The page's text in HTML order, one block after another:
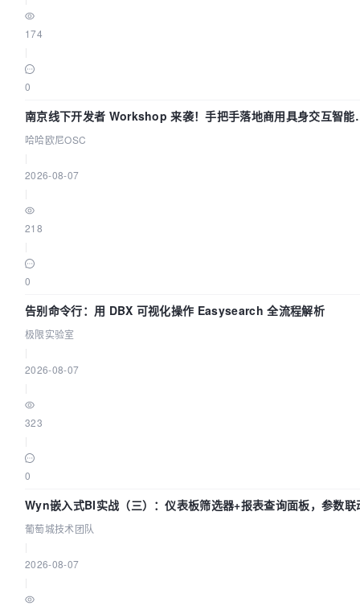
174
0
南京线下开发者 Workshop 来袭！手把手落地商用具身交互智能
Agent 应用
哈哈欧尼OSC
2026-08-07
218
0
告别命令行：用 DBX 可视化操作 Easysearch 全流程解析
极限实验室
2026-08-07
323
0
Wyn嵌入式BI实战（三）：仪表板筛选器+报表查询面板，参数联
闭环
葡萄城技术团队
2026-08-07